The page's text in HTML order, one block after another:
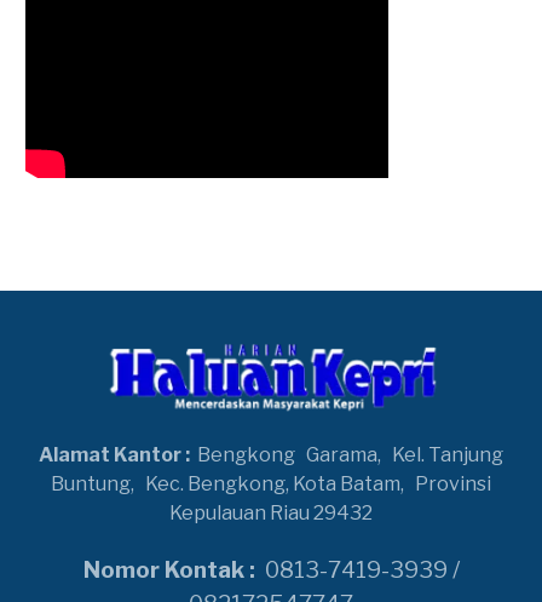
Alamat Kantor : Bengkong Garama, Kel. Tanjung
Buntung, Kec. Bengkong, Kota Batam, Provinsi
Kepulauan Riau 29432
Nomor Kontak : 0813-7419-3939 /